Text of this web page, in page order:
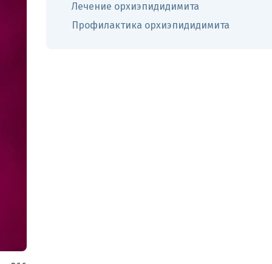
Лечение орхиэпидидимита
Профилактика орхиэпидидимита